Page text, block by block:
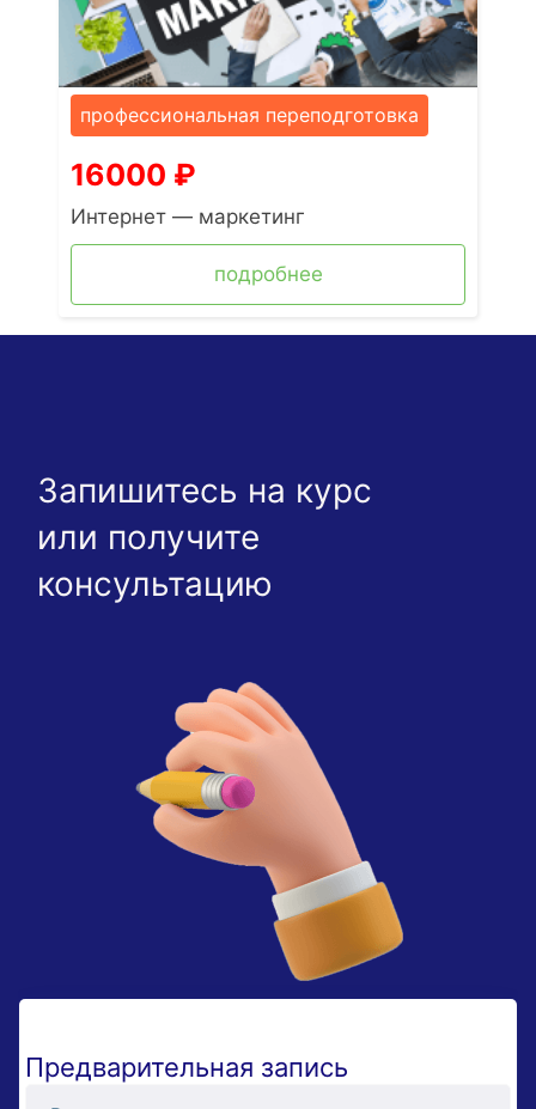
профессиональная переподготовка
16000 ₽
Интернет — маркетинг
подробнее
Запишитесь на курс
или получите
консультацию
Предварительная запись